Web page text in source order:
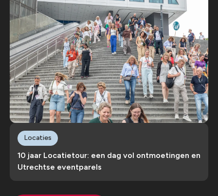
10 jaar Locatietour: een dag vol ontmoetingen en
Utrechtse eventparels
Locaties